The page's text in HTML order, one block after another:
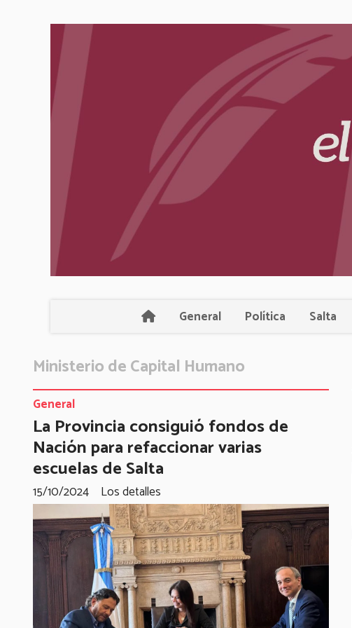
General Política Salta
Ministerio de Capital Humano
La Provincia consiguió fondos de
Nación para refaccionar varias
escuelas de Salta
Los detalles
General
15/10/2024